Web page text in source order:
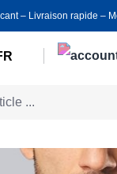
‒ Livraison rapide ‒